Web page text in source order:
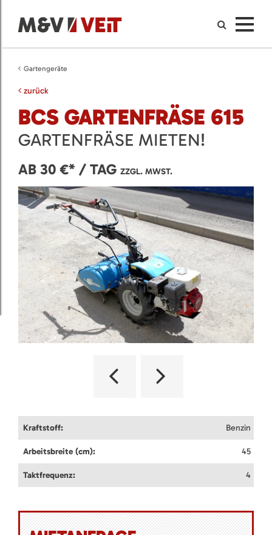
Gartengeräte
zurück
BCS GARTENFRÄSE 615
GARTENFRÄSE MIETEN!
AB 30 €* / TAG ZZGL. MWST.
Kraftstoff: Benzin
Arbeitsbreite (cm): 45
Taktfrequenz: 4